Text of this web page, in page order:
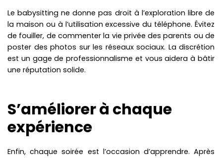
Le babysitting ne donne pas droit à l’exploration libre de
la maison ou à l’utilisation excessive du téléphone. Évitez
de fouiller, de commenter la vie privée des parents ou de
poster des photos sur les réseaux sociaux. La discrétion
est un gage de professionnalisme et vous aidera à bâtir
une réputation solide.
S’améliorer à chaque
expérience
Enfin, chaque soirée est l’occasion d’apprendre. Après